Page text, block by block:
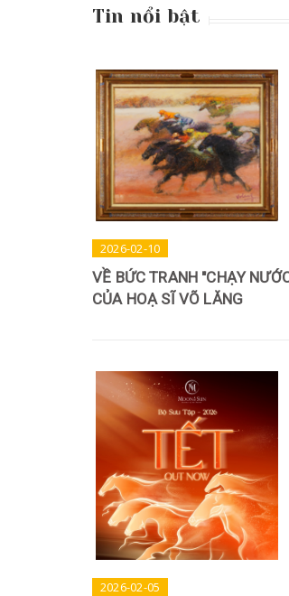
Tin nổi bật
2026-02-10
VỀ BỨC TRANH "CHẠY
CỦA HOẠ SĨ VÕ LĂNG
2026-02-05